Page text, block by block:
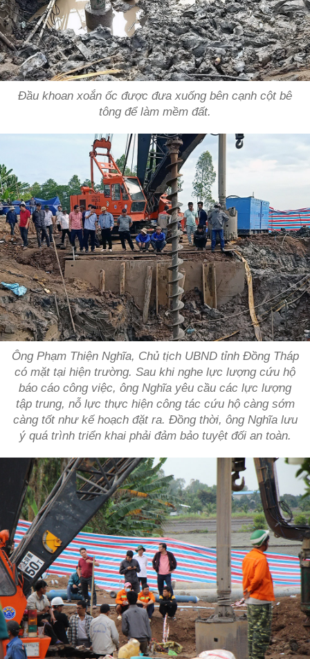
Đầu khoan xoắn ốc được đưa xuống bên cạnh cột bê
tông để làm mềm đất.
Ông Phạm Thiện Nghĩa, Chủ tịch UBND tỉnh Đồng Tháp
có mặt tại hiện trường. Sau khi nghe lực lượng cứu hộ
báo cáo công việc, ông Nghĩa yêu cầu các lực lượng
tập trung, nỗ lực thực hiện công tác cứu hộ càng sớm
càng tốt như kế hoạch đặt ra. Đồng thời, ông Nghĩa lưu
ý quá trình triển khai phải đảm bảo tuyệt đối an toàn.